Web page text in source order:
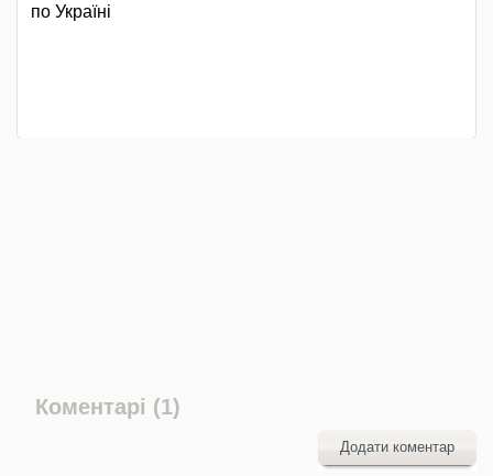
по Україні
Коментарі (1)
Додати коментар